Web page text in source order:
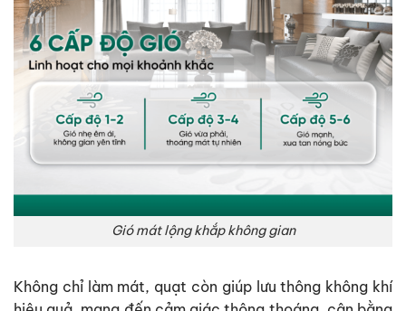
Gió mát lộng khắp không gian
Không chỉ làm mát, quạt còn giúp lưu thông không khí